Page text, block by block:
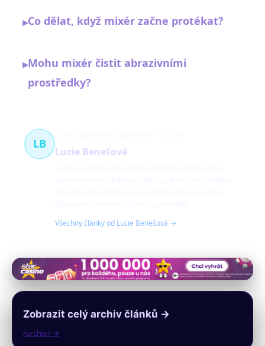
▸Co dělat, když mixér začne protékat?
▸Mohu mixér čistit abrazivními
prostředky?
LB
Lucie Benešová
Všechny články od Lucie Benešová →
Zobrazit celý archiv článků →
/archiv/ →